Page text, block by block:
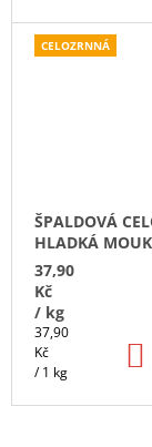
CELOZRNNÁ
ŠPALDOVÁ
HLADKÁ
37,90
Kč
/ kg
Měrná
cena:
37,90
Kč
/ 1 kg